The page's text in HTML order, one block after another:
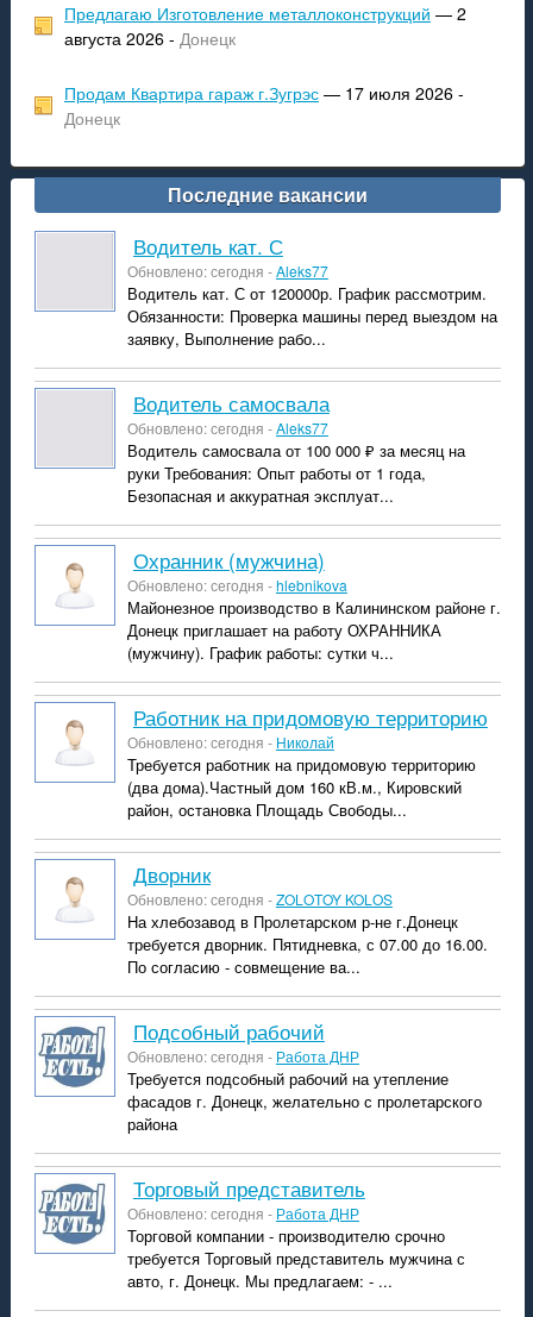
Предлагаю Изготовление металлоконструкций — 2
августа 2026 - Донецк
Продам Квартира гараж г.Зугрэс— 17 июля 2026 -
Донецк
Последние вакансии
Водитель кат. С
Обновлено: сегодня -Aleks77
Водитель кат. С от 120000р. График рассмотрим.
Обязанности: Проверка машины перед выездом на
заявку, Выполнение рабо...
Водитель самосвала
Обновлено: сегодня -Aleks77
Водитель самосвала от 100 000 ₽ за месяц на
руки Требования: Опыт работы от 1 года,
Безопасная и аккуратная эксплуат...
Охранник (мужчина)
Обновлено: сегодня -hlebnikova
Майонезное производство в Калининском районе г.
Донецк приглашает на работу ОХРАННИКА
(мужчину). График работы: сутки ч...
Работник на придомовую территорию
Обновлено: сегодня - Николай
Требуется работник на придомовую территорию
(два дома).Частный дом 160 кВ.м., Кировский
район, остановка Площадь Свободы...
Дворник
Обновлено: сегодня -ZOLOTOY KOLOS
На хлебозавод в Пролетарском р-не г.Донецк
требуется дворник. Пятидневка, с 07.00 до 16.00.
По согласию - совмещение ва...
подсобный рабочий
Обновлено: сегодня - Работа ДНР
Требуется подсобный рабочий на утепление
фасадов г. Донецк, желательно с пролетарского
района
торговый представитель
Обновлено: сегодня - Работа ДНР
Торговой компании - производителю срочно
требуется Торговый представитель мужчина с
авто, г. Донецк. Мы предлагаем: - ...